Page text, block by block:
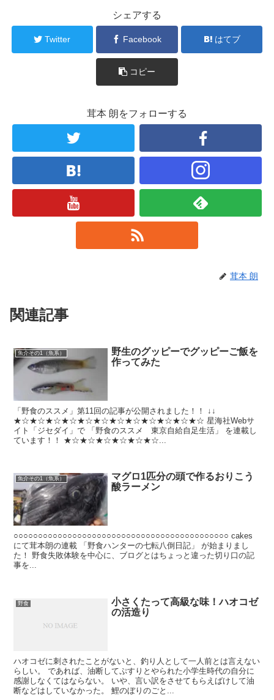
シェアする
Twitter Facebook はてブ
コピー
茸本 朗をフォローする
茸本 朗
関連記事
魚介その1（魚系）
野生のグッピーでグッピーご飯を
作ってみた
「野食のススメ」第11回の記事が公開されました！！ ↓↓
★☆★☆★☆★☆★☆★☆★☆★☆★☆★☆★☆★☆ 星海社Webサ
イト「ジセダイ」で 「野食のススメ 東京自給自足生活」 を連載し
ています！！ ★☆★☆★☆★☆★☆★☆...
魚介その1（魚系）
マグロ1匹分の頭で作るおりこう
酸ラーメン
○○○○○○○○○○○○○○○○○○○○○○○○○○○○○○○○○○○○○○○○○○○○ cakes
にて茸本朗の連載 「野食ハンターの七転八倒日記」 が始まりまし
た！ 野食失敗体験を中心に、ブログとはちょっと違った切り口の記
事を...
野食
小さくたって高級な味！ハオコゼ
の活造り
ハオコゼに刺されたことがないと、釣り人として一人前とは言えない
らしい。 であれば、油断してぷすりとやられた小学生時代の自分に
感謝しなくてはならない。 いや、言い訳をさせてもらえばけして油
断などはしていなかった。 鯉のぼりのごと...